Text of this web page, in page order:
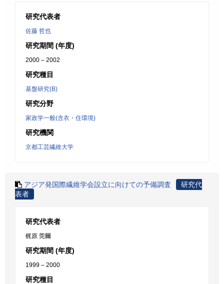
研究代表者
佐藤 哲也
研究期間 (年度)
2000 – 2002
研究種目
基盤研究(B)
研究分野
家政学一般(含衣・住環境)
研究機関
京都工芸繊維大学
アジア発国際繊維学会設立に向けての予備調査
研究代
表者
研究代表者
梶原 莞爾
研究期間 (年度)
1999 – 2000
研究種目